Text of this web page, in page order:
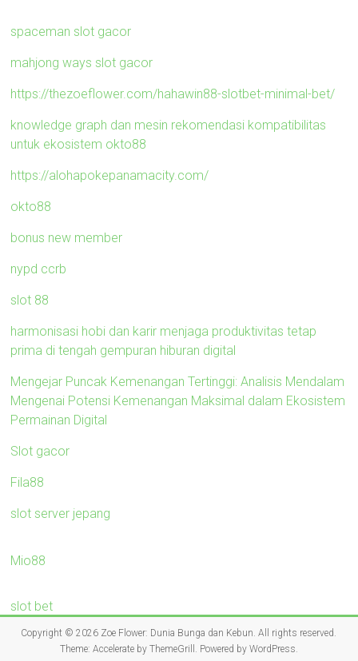
spaceman slot gacor
mahjong ways slot gacor
https://thezoeflower.com/hahawin88-slotbet-minimal-bet/
knowledge graph dan mesin rekomendasi kompatibilitas
untuk ekosistem okto88
https://alohapokepanamacity.com/
okto88
bonus new member
nypd ccrb
slot 88
harmonisasi hobi dan karir menjaga produktivitas tetap
prima di tengah gempuran hiburan digital
Mengejar Puncak Kemenangan Tertinggi: Analisis Mendalam
Mengenai Potensi Kemenangan Maksimal dalam Ekosistem
Permainan Digital
Slot gacor
Fila88
slot server jepang
Mio88
slot bet
Copyright © 2026 Zoe Flower: Dunia Bunga dan Kebun . All rights reserved.
Theme: Accelerateby ThemeGrill. Powered by WordPress